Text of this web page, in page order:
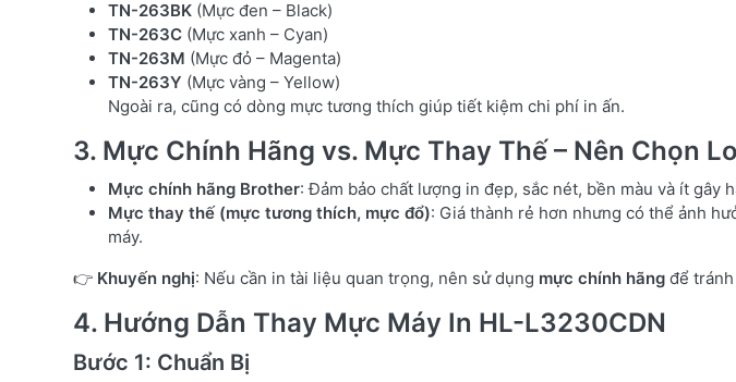
TN-263BK (Mực đen – Black)
TN-263C (Mực xanh – Cyan)
TN-263M (Mực đỏ – Magenta)
TN-263Y (Mực vàng – Yellow)
Ngoài ra, cũng có dòng mực tương thích giúp tiết kiệm chi phí in ấn.
3. Mực Chính Hãng vs. Mực Thay Thế – Nên Chọn
Mực chính hãng Brother: Đảm bảo chất lượng in đẹp, sắc nét, bền màu và ít gây
Mực thay thế (mực tương thích, mực đổ): Giá thành rẻ hơn nhưng có thể ảnh
máy.
👉 Khuyến nghị: Nếu cần in tài liệu quan trọng, nên sử dụng mực chính hãng để
4. Hướng Dẫn Thay Mực Máy In HL-L3230CDN
Bước 1: Chuẩn Bị